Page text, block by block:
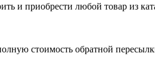
и приобрести любой товар из
стоимость обратной